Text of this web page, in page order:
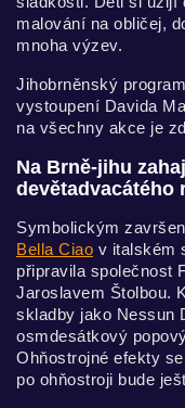
malování na obličej,
mnoha výzev.
Jihobrněnský
vystoupení Davida
na všechny akce je
Na Brně-jihu
devětadvacátého
Symbolickým
Bella Ciao v italském
připravila společnost
Jaroslavem Štolbou.
skladby jako Nessun
osmdesátkový
Ohňostrojné efekty
po ohňostroji bude